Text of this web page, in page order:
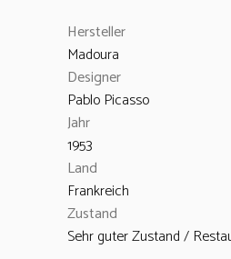
Hersteller
Madoura
Designer
Pablo Picasso
Jahr
1953
Land
Frankreich
Zustand
Sehr guter Zustand /